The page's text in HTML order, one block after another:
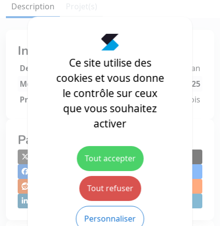
Description Projet(s)
Informations
Dernière connexion
an
Membre depuis
2025
Profil vu
fois
Partager
Partager sur X
Partager sur Facebook
Partager sur Reddit
Partager sur LinkedIn
Ce site utilise des
cookies et vous donne
le contrôle sur ceux
que vous souhaitez
activer
Tout accepter
Tout refuser
Personnaliser